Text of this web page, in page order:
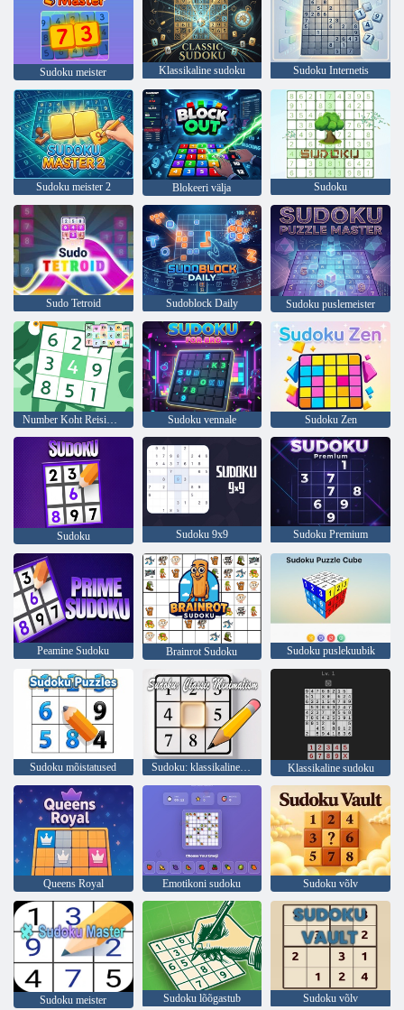
Sudoku meister Klassikaline sudoku Sudoku Internetis
Sudoku meister 2 Blokeeri välja Sudoku
Sudo Tetroid Sudoblock Daily Sudoku puslemeister
Sudoku vennale Sudoku Zen
Sudoku Sudoku 9x9 Sudoku Premium
Peamine Sudoku Brainrot Sudoku Sudoku puslekuubik
Sudoku mõistatused Sudoku: klassikaline minimalism Klassikaline sudoku
Queens Royal Emotikoni sudoku Sudoku võlv
Sudoku meister Sudoku lõõgastub Sudoku võlv